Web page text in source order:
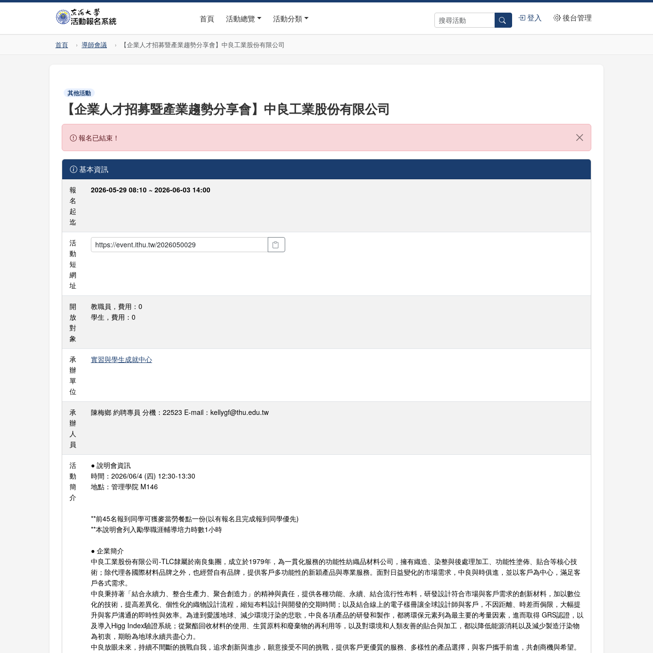
首頁 活動總覽 活動分類 登入 後台管理
首頁 導師會議 【企業人才招募暨產業趨勢分享會】中良工業股份有限公司
其他活動
【企業人才招募暨產業趨勢分享會】中良工業股份有限公司
報名已結束！
基本資訊
報
名
起
迄
2026-05-29 08:10 ~ 2026-06-03 14:00
活
動
短
網
址
開
放
對
象
教職員，費用：0
學生，費用：0
承
辦
單
位
實習與學生成就中心
承
辦
人
員
陳梅鄉 約聘專員 分機：22523 E-mail：kellygf@thu.edu.tw
活
動
簡
介
● 說明會資訊
時間：2026/06/4 (四) 12:30-13:30
地點：管理學院 M146
**前45名報到同學可獲麥當勞餐點一份(以有報名且完成報到同學優先)
**本說明會列入勵學職涯輔導培力時數1小時
● 企業簡介
中良工業股份有限公司-TLC隸屬於南良集團，成立於1979年，為一貫化服務的功能性紡織品材料公司，擁有織造、染整與後處理加工、功能性塗佈、貼合等核心技
術；除代理各國際材料品牌之外，也經營自有品牌，提供客戶多功能性的新穎產品與專業服務。面對日益變化的市場需求，中良與時俱進，並以客戶為中心，滿足客
戶各式需求。
中良秉持著「結合永續力、整合生產力、聚合創造力」的精神與責任，提供各種功能、永續、結合流行性布料，研發設計符合市場與客戶需求的創新材料，加以數位
化的技術，提高差異化、個性化的織物設計流程，縮短布料設計與開發的交期時間；以及結合線上的電子樣冊讓全球設計師與客戶，不因距離、時差而侷限，大幅提
升與客戶溝通的即時性與效率。為達到愛護地球、減少環境汙染的悲歌，中良各項產品的研發和製作，都將環保元素列為最主要的考量因素，進而取得 GRS認證，以
及導入Higg Index驗證系統；從聚酯回收材料的使用、生質原料和廢棄物的再利用等，以及對環境和人類友善的貼合與加工，都以降低能源消耗以及減少製造汙染物
為初衷，期盼為地球永續共盡心力。
中良放眼未來，持續不間斷的挑戰自我，追求創新與進步，願意接受不同的挑戰，提供客戶更優質的服務、多樣性的產品選擇，與客戶攜手前進，共創商機與希望。